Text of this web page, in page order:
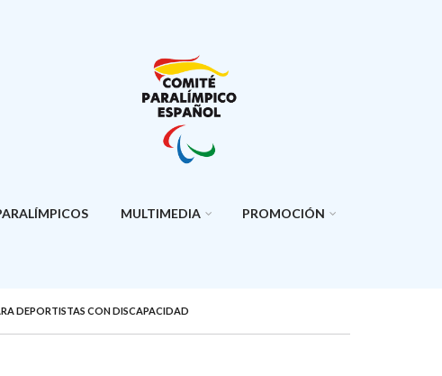
MULTIMEDIA PROMOCIÓN
DEPORTISTAS CON DISCAPACIDAD